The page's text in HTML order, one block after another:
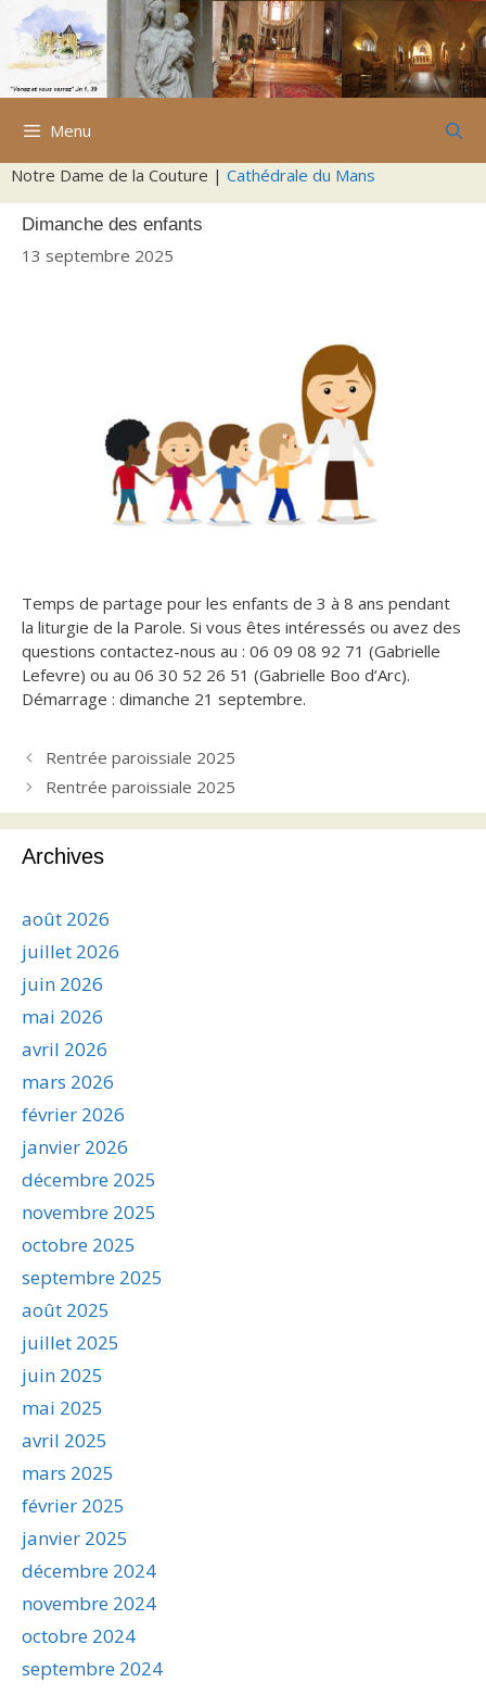
Aller
contenu
Menu
Notre Dame de la Couture | Cathédrale du Mans
Dimanche des enfants
13 septembre 2025
Temps de partage pour les enfants de 3 à 8 ans pendant
la liturgie de la Parole. Si vous êtes intéressés ou avez des
questions contactez-nous au : 06 09 08 92 71 (Gabrielle
Lefevre) ou au 06 30 52 26 51 (Gabrielle Boo d’Arc).
Démarrage : dimanche 21 septembre.
Rentrée paroissiale 2025
Rentrée paroissiale 2025
Archives
août 2026
juillet 2026
juin 2026
mai 2026
avril 2026
mars 2026
février 2026
janvier 2026
décembre 2025
novembre 2025
octobre 2025
septembre 2025
août 2025
juillet 2025
juin 2025
mai 2025
avril 2025
mars 2025
février 2025
janvier 2025
décembre 2024
novembre 2024
octobre 2024
septembre 2024